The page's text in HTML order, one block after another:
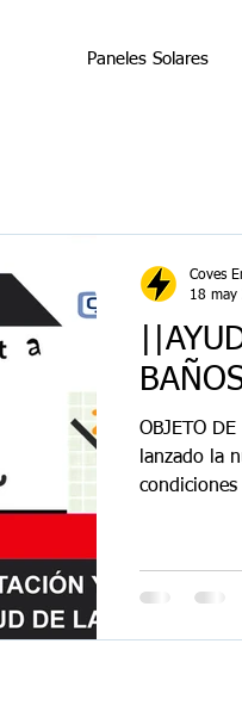
Paneles Solares
OBJETO
lanzado la
Coves
18 may